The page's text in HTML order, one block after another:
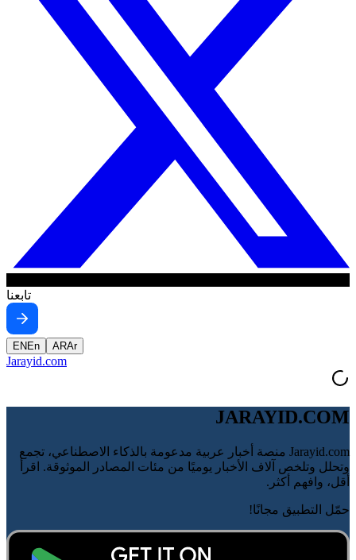
تابعنا
EN En ARAr
Jarayid.com
JARAYID.COM
Jarayid.com منصة أخبار عربية مدعومة بالذكاء الاصطناعي، تجمع
وتحلل وتلخص آلاف الأخبار يوميًا من مئات المصادر الموثوقة. اقرأ
أقل، وافهم أكثر.
حمّل التطبيق مجانًا!